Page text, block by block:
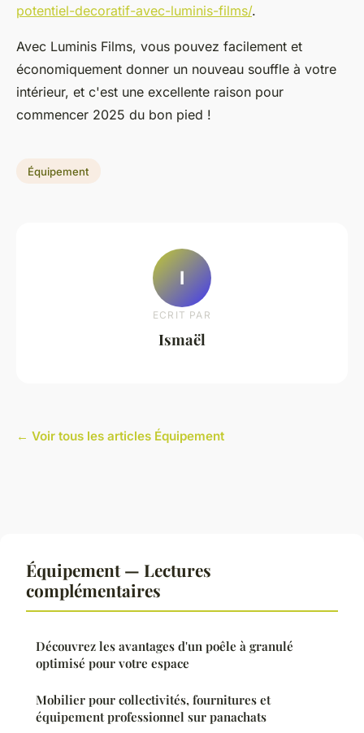
potentiel-decoratif-avec-luminis-films/.
Avec Luminis Films, vous pouvez facilement et
économiquement donner un nouveau souffle à votre
intérieur, et c'est une excellente raison pour
commencer 2025 du bon pied !
Équipement
I
ECRIT PAR
Ismaël
← Voir tous les articles Équipement
Équipement — Lectures
complémentaires
Découvrez les avantages d'un poêle à granulé
optimisé pour votre espace
Mobilier pour collectivités, fournitures et
équipement professionnel sur panachats